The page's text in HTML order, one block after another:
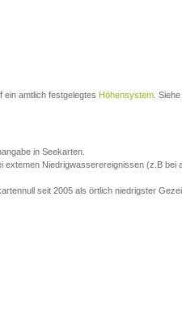
ein amtlich festgelegtes Höhensystem .
in Seekarten.
Niedrigwasserereignissen (z.B bei
seit 2005 als örtlich niedrigster